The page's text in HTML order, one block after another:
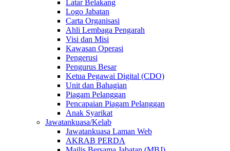
Latar Belakang
Logo Jabatan
Carta Organisasi
Ahli Lembaga Pengarah
Visi dan Misi
Kawasan Operasi
Pengerusi
Pengurus Besar
Ketua Pegawai Digital (CDO)
Unit dan Bahagian
Piagam Pelanggan
Pencapaian Piagam Pelanggan
Anak Syarikat
Jawatankuasa/Kelab
Jawatankuasa Laman Web
AKRAB PERDA